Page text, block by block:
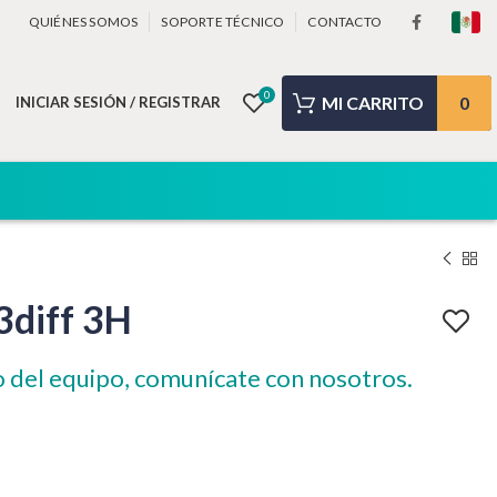
QUIÉNES SOMOS SOPORTE TÉCNICO CONTACTO
INICIAR SESIÓN / REGISTRAR 0 0
3H
del equipo, comunícate con nosotros.